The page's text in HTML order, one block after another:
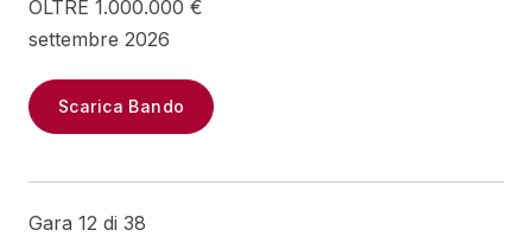
OLTRE 1.000.000 €
settembre 2026
Scarica Bando
Gara 12 di 38